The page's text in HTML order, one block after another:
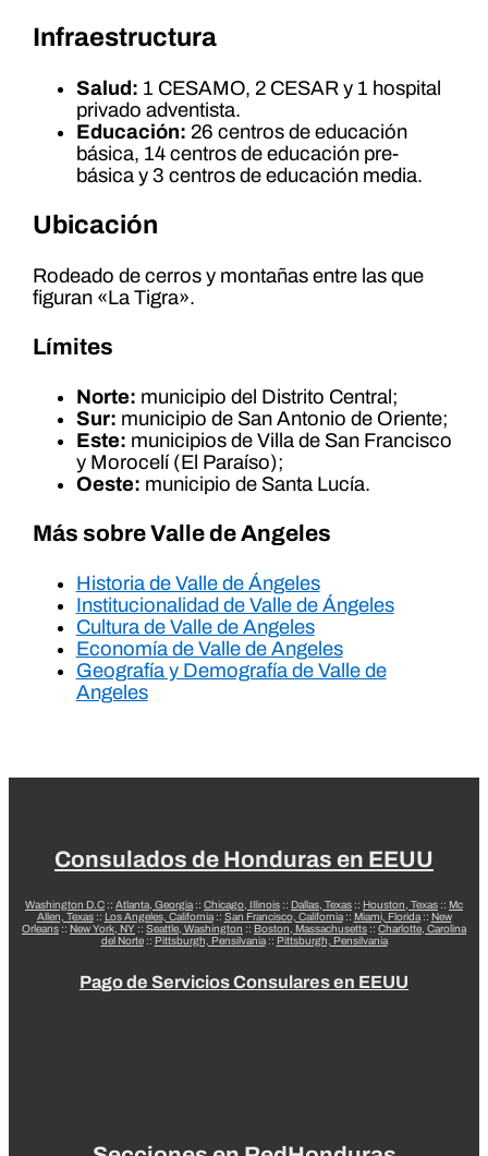
Infraestructura
Salud: 1 CESAMO, 2 CESAR y 1 hospital
privado adventista.
Educación: 26 centros de educación
básica, 14 centros de educación pre-
básica y 3 centros de educación media.
Ubicación
Rodeado de cerros y montañas entre las que
figuran «La Tigra».
Límites
Norte: municipio del Distrito Central;
Sur: municipio de San Antonio de Oriente;
Este: municipios de Villa de San Francisco
y Morocelí (El Paraíso);
Oeste: municipio de Santa Lucía.
Más sobre ValledeAngeles
Historia de Valle de Ángeles
Institucionalidad de Valle de Ángeles
Cultura de Valle de Angeles
Economía de Valle de Angeles
Geografía y Demografía de Valle de
Angeles
Consulados de Honduras en EEUU
Washington D.C :: Atlanta, Georgia:: Chicago, Illinois :: Dallas, Texas :: Houston, Texas :: Mc
Allen, Texas:: Los Angeles, California:: San Francisco, California:: Miami, Florida:: New
Orleans :: New York, NY :: Seattle, Washington :: Boston, Massachusetts :: Charlotte, Carolina
del Norte:: Pittsburgh, Pensilvania:: Pittsburgh, Pensilvania
Pago de Servicios Consulares en EEUU